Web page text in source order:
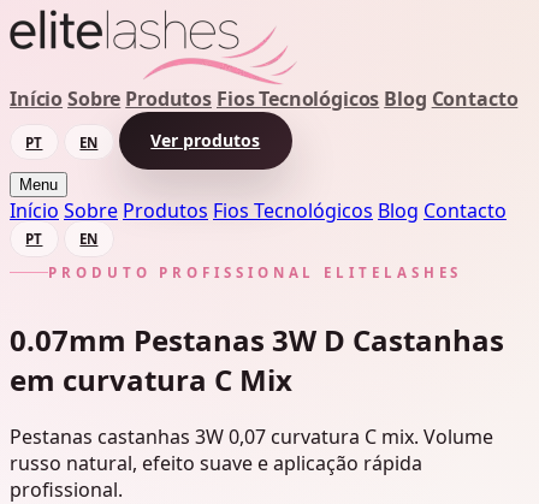
InícioSobre Produtos Fios Tecnológicos Blog Contacto
PT EN Ver produtos
Menu
Início Sobre Produtos Fios Tecnológicos Blog Contacto
PT
EN
PRODUTO PROFISSIONAL ELITELASHES
0.07mm Pestanas 3W D Castanhas
em curvatura C Mix
Pestanas castanhas 3W 0,07 curvatura C mix. Volume
russo natural, efeito suave e aplicação rápida
profissional.